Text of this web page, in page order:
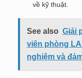
về kỹ thuật.
See also Giải
viên phòng
nghiệm và